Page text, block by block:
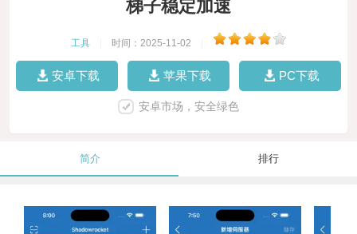
梯子稳定加速
工具 时间：2025-11-02
安卓下载 苹果下载 PC下载
安卓市场，安全绿色
简介 排行